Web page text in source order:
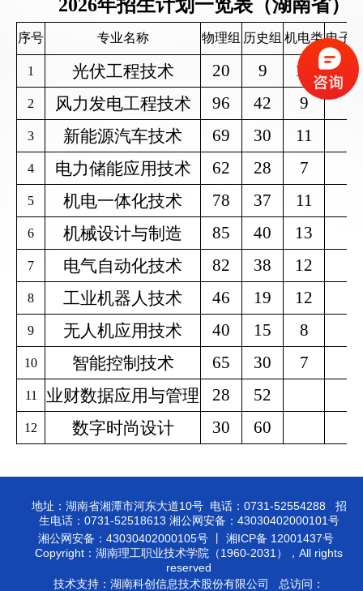
2026年招生计划一览表（湖南省）
序号 专业名称 物理组 历史组 机电类电子
1 光伏工程技术 20 9 10 6
2 风力发电工程技术 96 42 9
3 新能源汽车技术 69 30 11
4 电力储能应用技术 62 28 7
5 机电一体化技术 78 37 11
6 机械设计与制造 85 40 13
7 电气自动化技术 82 38 12
8 工业机器人技术 46 19 12
9 无人机应用技术 40 15 8
10 智能控制技术 65 30 7
11 业财数据应用与管理 28 52
12 数字时尚设计 30 60
地址：湖南省湘潭市河东大道10号 电话：0731-52554288 招
生电话：0731-52518613 湘公网安备：43030402000101号
湘公网安备：43030402000105号 丨 湘ICP备 12001437号
Copyright：湖南理工职业技术学院（1960-2031），All rights
reserved
技术支持：湖南科创信息技术股份有限公司 总访问：